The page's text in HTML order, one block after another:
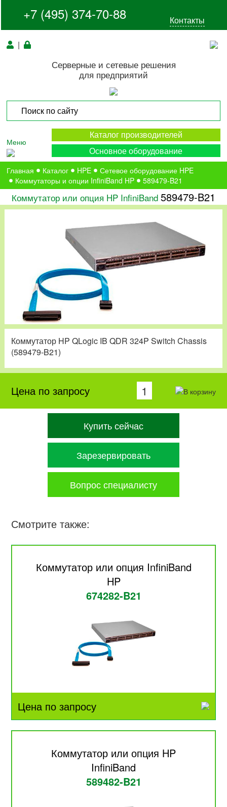
+7 (495) 374-70-88 Контакты
|
Серверные и сетевые решения
для предприятий
Меню
Каталог производителей
Основное оборудование
Главная Каталог HPE
Сетевое оборудование HPE
Коммутаторы и опции InfiniBand HP
589479-B21
Коммутатор или опция HP InfiniBand 589479-B21
Коммутатор HP QLogic IB QDR 324P Switch Chassis
(589479-B21)
Цена по запросу
Купить сейчас
Зарезервировать
Вопрос специалисту
Смотрите также:
Коммутатор или опция InfiniBand
HP
674282-B21
Цена по запросу
Коммутатор или опция HP
InfiniBand
589482-B21